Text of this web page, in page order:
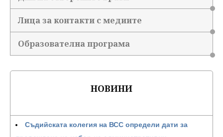
Лица за контакти с медиите
Образователна програма
НОВИНИ
Съдийската колегия на ВСС определи дати за